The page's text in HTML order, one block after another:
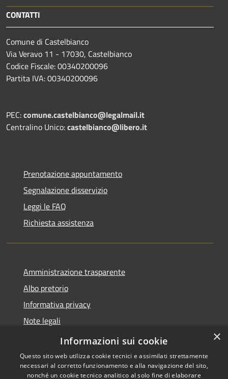
CONTATTI
Comune di Castelbianco
Via Veravo 11 - 17030, Castelbianco
Codice Fiscale: 00340200096
Partita IVA: 00340200096
PEC:comune.castelbianco@legalmail.it
Centralino Unico:castelbianco@libero.it
Prenotazione appuntamento
Segnalazione disservizio
Leggi le FAQ
Richiesta assistenza
Amministrazione trasparente
Albo pretorio
Informativa privacy
Note legali
Dichiarazione di accessibilità
×
Informazioni sui cookie
Questo sito web utilizza cookie tecnici e assimilati strettamente
necessari al corretto funzionamento e alla navigazione del sito,
nonché un cookie tecnico analitico al solo fine di elaborare